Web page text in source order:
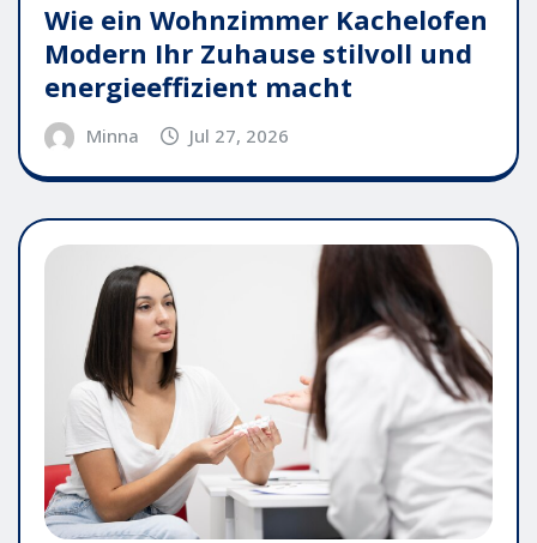
Wie ein Wohnzimmer Kachelofen
Modern Ihr Zuhause stilvoll und
energieeffizient macht
Minna Jul 27, 2026